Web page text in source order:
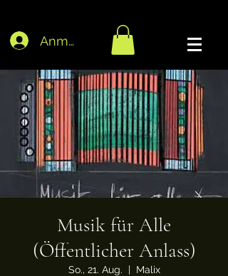
Anmelden
Musik für Alle
(Öffentlicher Anlass)
So., 21. Aug.
  |
Malix